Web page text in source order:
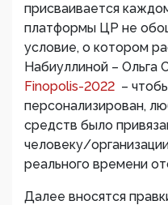
присваивается
платформы ЦР не
условие, о котором
Набиуллиной – Ольга
Finopolis-2022 –
персонализирован,
средств было
человеку/
реального времени
Далее вносятся